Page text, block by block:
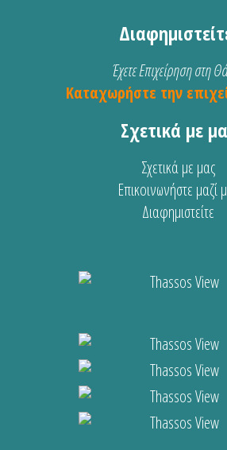
Έχετε Επιχείρηση στη
Καταχωρήστε την
Σχετικά με
Σχετικά με μας
Επικοινωνήστε μαζί
Διαφημιστείτε